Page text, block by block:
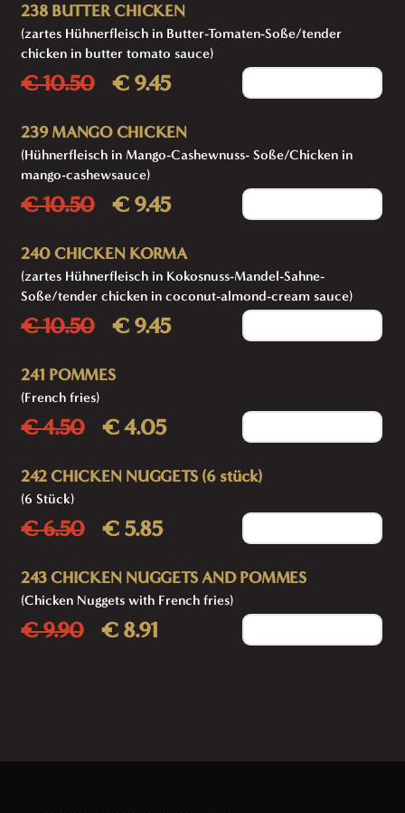
238 BUTTER CHICKEN
(zartes Hühnerfleisch in Butter-Tomaten-Soße/tender
chicken in butter tomato sauce)
€ 10.50 € 9.45
239 MANGO CHICKEN
(Hühnerfleisch in Mango-Cashewnuss- Soße/Chicken in
mango-cashewsauce)
€ 10.50 € 9.45
240 CHICKEN KORMA
(zartes Hühnerfleisch in Kokosnuss-Mandel-Sahne-
Soße/tender chicken in coconut-almond-cream sauce)
€ 10.50 € 9.45
241 POMMES
(French fries)
€ 4.50 € 4.05
242 CHICKEN NUGGETS (6 stück)
(6 Stück)
€ 6.50 € 5.85
243 CHICKEN NUGGETS AND POMMES
(Chicken Nuggets with French fries)
€ 9.90 € 8.91